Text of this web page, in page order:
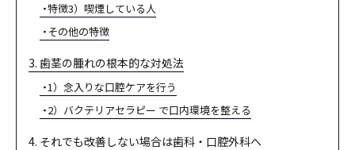
特徴3）喫煙している人
その他の特徴
3. 歯茎の腫れの根本的な対処法
1）念入りな口腔ケアを行う
2）バクテリアセラピー で口内環境を整える
4. それでも改善しない場合は歯科・口腔外科へ